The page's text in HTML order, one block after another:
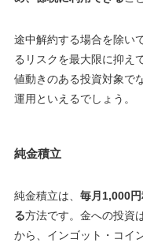
途中解約する場合を除い
るリスクを最大限に抑え
値動きのある投資対象で
運用といえるでしょう。
純金積立
純金積立は、 毎月1,000
る方法です。金への投資
から、インゴット・コイ